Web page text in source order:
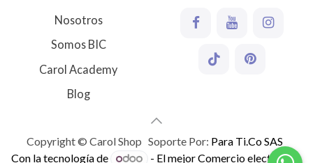
Nosotros
Somos BIC
Carol Academy
Blog
Copyright © Carol Shop Soporte Por: Para Ti.Co SAS
Con la tecnología de
- El mejorComercio electrónico